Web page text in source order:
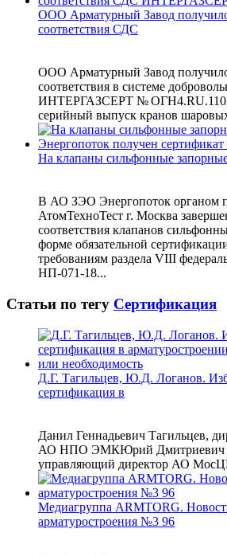
ООО Арматурный Завод
соответствия СДС
ООО Арматурный Завод
соответствия в системе
ИНТЕРГАЗСЕРТ №
серийный выпуск кранов
На клапаны сильфонные
В АО ЗЭО Энергопоток органом
АтомТехноТест г. Москва
соответствия клапанов
форме обязательной
требованиям раздела VIII
НП-071-18...
Статьи по тегу Сертификация
Д.Г. Тагильцев, Ю.Д. Логанов.
сертификация в
Данил Геннадьевич Тагильцев,
АО НПО ЭМКЮрий Дмитриевич
управляющий директор АО
Медиагруппа ARMTORG.
арматуростроения №3 96